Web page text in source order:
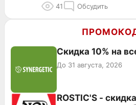
41 Обсудить
Скидка 10% на
До 31 августа, 2026
ROSTIC'S -